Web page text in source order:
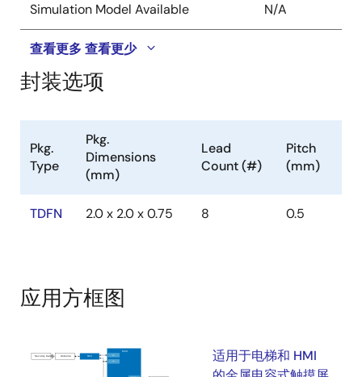
Simulation Model Available N/A
查看更多查看更少
封装选项
Pkg.
Type
Pkg.
Dimensions
(mm)
Lead
Count (#)
Pitch
(mm)
TDFN 2.0 x 2.0 x 0.75 8 0.5
应用方框图
适用于电梯和 HMI